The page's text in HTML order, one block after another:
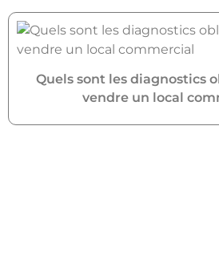
Quels sont les diagnostics
vendre un local